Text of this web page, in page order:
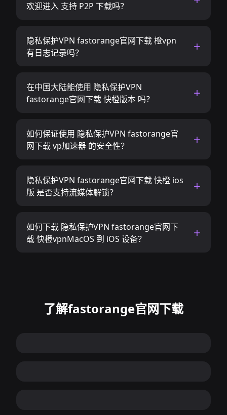
欢迎进入 支持 P2P 下载吗？
隐私保护VPN fastorange官网下载 橙vpn
有日志记录吗？
在中国大陆能使用 隐私保护VPN
fastorange官网下载 快橙版本 吗？
如何保证使用 隐私保护VPN fastorange官
网下载 vp加速器 的安全性？
隐私保护VPN fastorange官网下载 快橙 ios
版 是否支持流媒体解锁？
如何下载 隐私保护VPN fastorange官网下
载 快橙vpnMacOS 到 iOS 设备？
了解fastorange官网下载